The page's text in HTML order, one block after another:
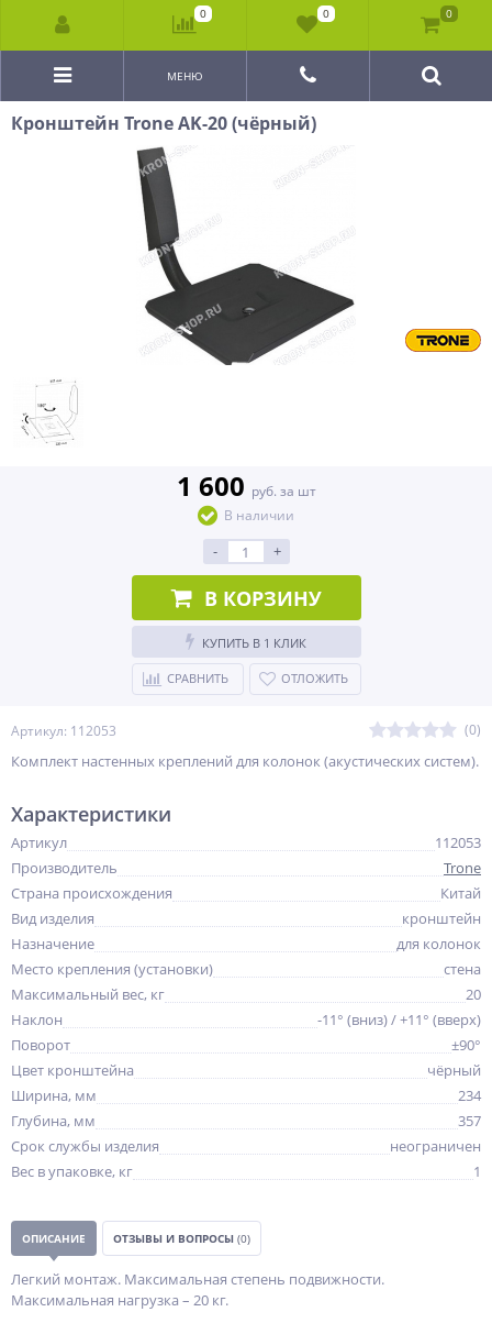
МЕНЮ
Кронштейн Trone AK-20 (чёрный)
Артикул: 112053 (0)
Комплект настенных креплений для колонок (акустических систем).
1 600 руб. за шт
В наличии
- +
В КОРЗИНУ
КУПИТЬ В 1 КЛИК
СРАВНИТЬ ОТЛОЖИТЬ
Характеристики
Артикул
112053
Производитель
Trone
Страна происхождения
Китай
Вид изделия
кронштейн
Назначение
для колонок
Место крепления (установки)
стена
Максимальный вес, кг
20
Наклон
-11° (вниз) / +11° (вверх)
Поворот
±90°
Цвет кронштейна
чёрный
Ширина, мм
234
Глубина, мм
357
Срок службы изделия
неограничен
Вес в упаковке, кг
1
ОПИСАНИЕ ОТЗЫВЫ И ВОПРОСЫ (0)
Легкий монтаж. Максимальная степень подвижности.
Максимальная нагрузка – 20 кг.
0 0 0